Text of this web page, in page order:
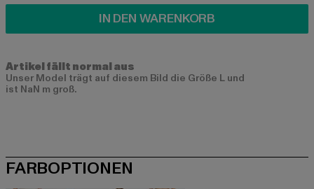
IN DEN WARENKORB
Artikel fällt normal aus
Unser Model trägt auf diesem Bild die Größe L und
ist NaN m groß.
FARBOPTIONEN